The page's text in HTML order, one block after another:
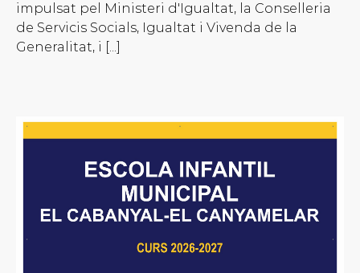
impulsat pel Ministeri d'Igualtat, la Conselleria
de Servicis Socials, Igualtat i Vivenda de la
Generalitat, i [...]